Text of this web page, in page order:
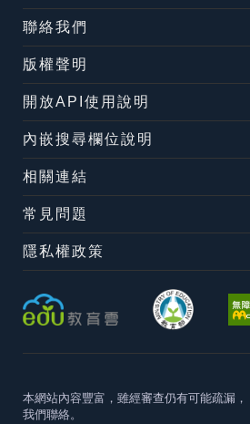
聯絡我們
版權聲明
開放API使用說明
內嵌搜尋欄位說明
相關連結
常見問題
隱私權政策
本網站內容豐富，雖經審查仍有可能疏漏，
我們聯絡。